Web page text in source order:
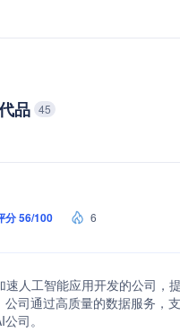
品 45
分 56/100 6
速人工智能应用开发的公司，
司通过高质量的数据服务，
司。